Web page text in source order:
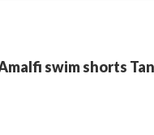
swim shorts